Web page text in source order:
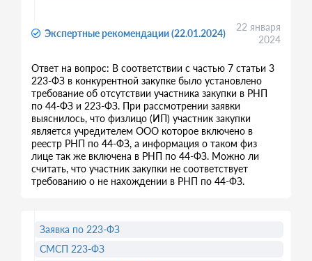
Экспертные рекомендации (22.01.2024)
22 января
2024
Ответ на вопрос: В соответствии с частью 7 статьи 3
223-ФЗ в конкурентной закупке было установлено
требование об отсутствии участника закупки в РНП
по 44-ФЗ и 223-ФЗ. При рассмотрении заявки
выяснилось, что физлицо (ИП) участник закупки
является учредителем ООО которое включено в
реестр РНП по 44-ФЗ, а информация о таком физ
лице так же включена в РНП по 44-ФЗ. Можно ли
считать, что участник закупки не соответствует
требованию о не нахождении в РНП по 44-ФЗ.
Заявка по 223-ФЗ
СМСП 223-ФЗ